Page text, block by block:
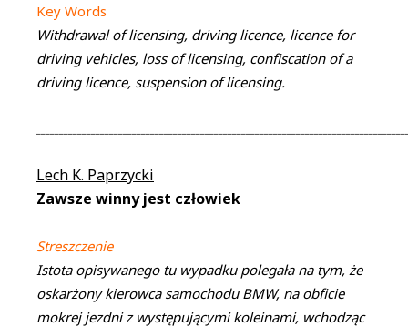
Key Words
Withdrawal of licensing, driving licence, licence for
driving vehicles, loss of licensing, confiscation of a
driving licence, suspension of licensing.
Lech K. Paprzycki
Zawsze winny jest człowiek
Streszczenie
Istota opisywanego tu wypadku polegała na tym, że
oskarżony kierowca samochodu BMW, na obficie
mokrej jezdni z występującymi koleinami, wchodząc